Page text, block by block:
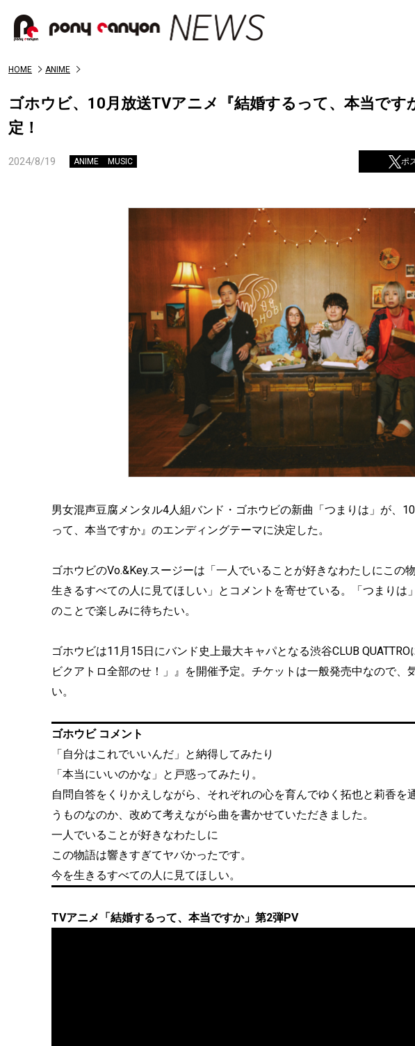
HOME ANIME
ゴホウビ、10月放送TVアニメ『結婚するって、本当で
定！
2024/8/19 ANIME MUSIC ポ
男女混声豆腐メンタル4人組バンド・ゴホウビの新曲「つまりは」が、
って、本当ですか』のエンディングテーマに決定した。
ゴホウビのVo.&Key.スージーは「一人でいることが好きなわたしにこの
生きるすべての人に見てほしい」とコメントを寄せている。「つまりは
のことで楽しみに待ちたい。
ゴホウビは11月15日にバンド史上最大キャパとなる渋谷CLUB QUATTRO
ビクアトロ全部のせ！」』を開催予定。チケットは一般発売中なので、
い。
ゴホウビ コメント
「自分はこれでいいんだ」と納得してみたり
「本当にいいのかな」と戸惑ってみたり。
自問自答をくりかえしながら、それぞれの心を育んでゆく拓也と莉香を
うものなのか、改めて考えながら曲を書かせていただきました。
一人でいることが好きなわたしに
この物語は響きすぎてヤバかったです。
今を生きるすべての人に見てほしい。
TVアニメ「結婚するって、本当ですか」第2弾PV